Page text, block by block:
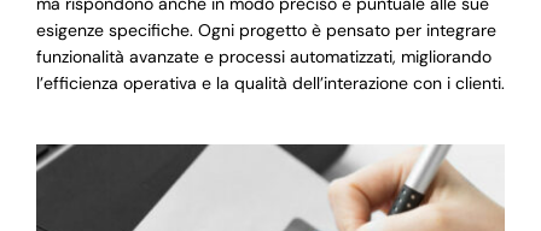
esigenze specifiche. Ogni progetto è pensato per integrare
funzionalità avanzate e processi automatizzati, migliorando
l’efficienza operativa e la qualità dell’interazione con i clienti.